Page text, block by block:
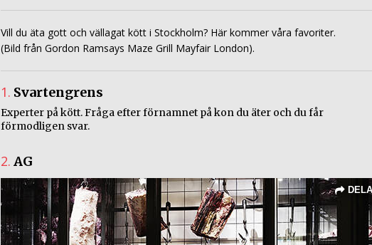
Vill du äta gott och vällagat kött i Stockholm? Här kommer våra favoriter.
(Bild från Gordon Ramsays Maze Grill Mayfair London).
1. Svartengrens
Experter på kött. Fråga efter förnamnet på kon du äter och du får
förmodligen svar.
2. AG